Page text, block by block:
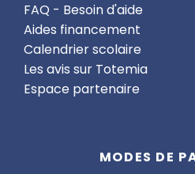
FAQ - Besoin d'aide
Aides financement
Calendrier scolaire
Les avis sur Totemia
Espace partenaire
MODES DE